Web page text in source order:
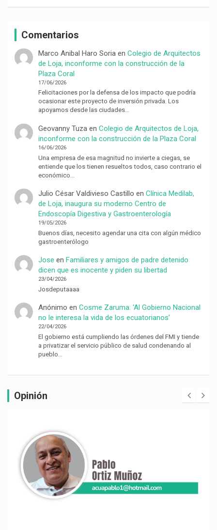
Comentarios
Marco Anibal Haro Soriaen Colegio de Arquitectos
de Loja, inconforme con la construcción de la
Plaza Coral
17/06/2026
Felicitaciones por la defensa de los impacto que podría
ocasionar este proyecto de inversión privada. Los
apoyamos desde las ciudades…
Geovanny Tuzaen Colegio de Arquitectos de Loja,
inconforme con la construcción de la Plaza Coral
16/06/2026
Una empresa de esa magnitud no invierte a ciegas, se
entiende que los tienen resueltos todos, caso contrario el
económico…
Julio César Valdivieso Castillo en Clínica Medilab,
de Loja, inaugura su moderno Centro de
Endoscopía Digestiva y Gastroenterología
19/05/2026
Buenos días, necesito agendar una cita con algún médico
gastroenterólogo
Jose en Familiares y amigos de padre detenido
dicen que es inocente y piden su libertad
23/04/2026
Josdeputaaaa
Anónimo en Cosme Zaruma: ‘Al Gobierno Nacional
no le interesa la vida de los ecuatorianos’
22/04/2026
El gobierno está cumpliendo las órdenes del FMI y tiende
a privatizar el servicio público de salud condenando al
pueblo…
Opinión